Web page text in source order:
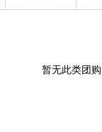
暂无此类团